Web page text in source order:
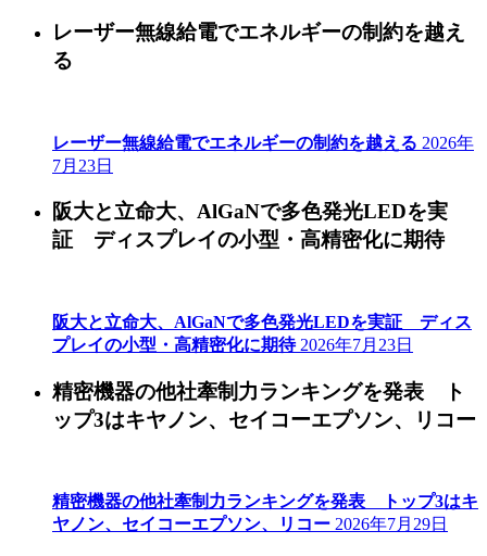
レーザー無線給電でエネルギーの制約を越え
る
レーザー無線給電でエネルギーの制約を越える 2026年
7月23日
阪大と立命大、AlGaNで多色発光LEDを実
証 ディスプレイの小型・高精密化に期待
阪大と立命大、AlGaNで多色発光LEDを実証 ディス
プレイの小型・高精密化に期待 2026年7月23日
精密機器の他社牽制力ランキングを発表 ト
ップ3はキヤノン、セイコーエプソン、リコー
精密機器の他社牽制力ランキングを発表 トップ3はキ
ヤノン、セイコーエプソン、リコー 2026年7月29日